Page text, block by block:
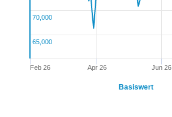
Feb 26 Apr 26 Jun 26
65,000
70,000
Basiswert